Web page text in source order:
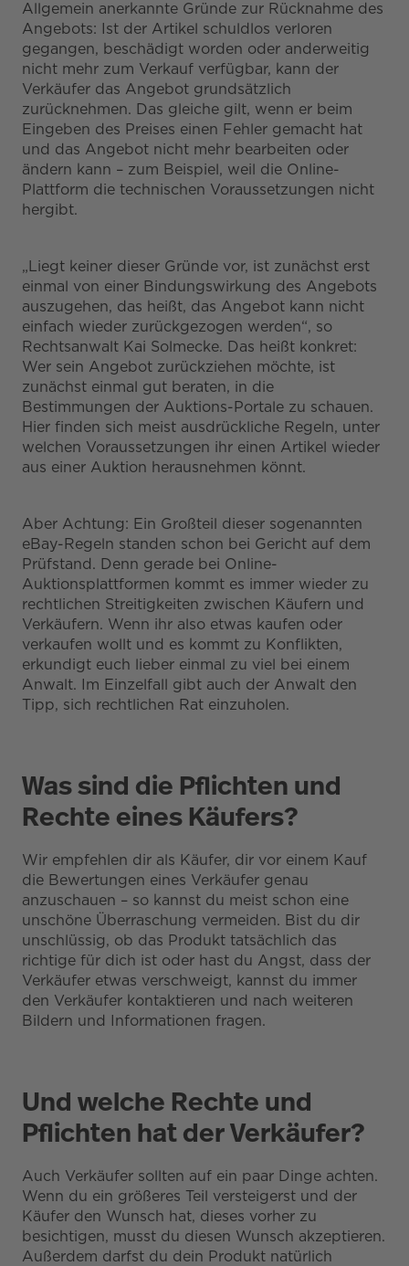
Allgemein anerkannte Gründe zur Rücknahme des
Angebots: Ist der Artikel schuldlos verloren
gegangen, beschädigt worden oder anderweitig
nicht mehr zum Verkauf verfügbar, kann der
Verkäufer das Angebot grundsätzlich
zurücknehmen. Das gleiche gilt, wenn er beim
Eingeben des Preises einen Fehler gemacht hat
und das Angebot nicht mehr bearbeiten oder
ändern kann – zum Beispiel, weil die Online-
Plattform die technischen Voraussetzungen nicht
hergibt.
„Liegt keiner dieser Gründe vor, ist zunächst erst
einmal von einer Bindungswirkung des Angebots
auszugehen, das heißt, das Angebot kann nicht
einfach wieder zurückgezogen werden“, so
Rechtsanwalt Kai Solmecke. Das heißt konkret:
Wer sein Angebot zurückziehen möchte, ist
zunächst einmal gut beraten, in die
Bestimmungen der Auktions-Portale zu schauen.
Hier finden sich meist ausdrückliche Regeln, unter
welchen Voraussetzungen ihr einen Artikel wieder
aus einer Auktion herausnehmen könnt.
Aber Achtung: Ein Großteil dieser sogenannten
eBay-Regeln standen schon bei Gericht auf dem
Prüfstand. Denn gerade bei Online-
Auktionsplattformen kommt es immer wieder zu
rechtlichen Streitigkeiten zwischen Käufern und
Verkäufern. Wenn ihr also etwas kaufen oder
verkaufen wollt und es kommt zu Konflikten,
erkundigt euch lieber einmal zu viel bei einem
Anwalt. Im Einzelfall gibt auch der Anwalt den
Tipp, sich rechtlichen Rat einzuholen.
Was sind die Pflichten und
Rechte eines Käufers?
Wir empfehlen dir als Käufer, dir vor einem Kauf
die Bewertungen eines Verkäufer genau
anzuschauen – so kannst du meist schon eine
unschöne Überraschung vermeiden. Bist du dir
unschlüssig, ob das Produkt tatsächlich das
richtige für dich ist oder hast du Angst, dass der
Verkäufer etwas verschweigt, kannst du immer
den Verkäufer kontaktieren und nach weiteren
Bildern und Informationen fragen.
Und welche Rechte und
Pflichten hat der Verkäufer?
Auch Verkäufer sollten auf ein paar Dinge achten.
Wenn du ein größeres Teil versteigerst und der
Käufer den Wunsch hat, dieses vorher zu
besichtigen, musst du diesen Wunsch akzeptieren.
Außerdem darfst du dein Produkt natürlich